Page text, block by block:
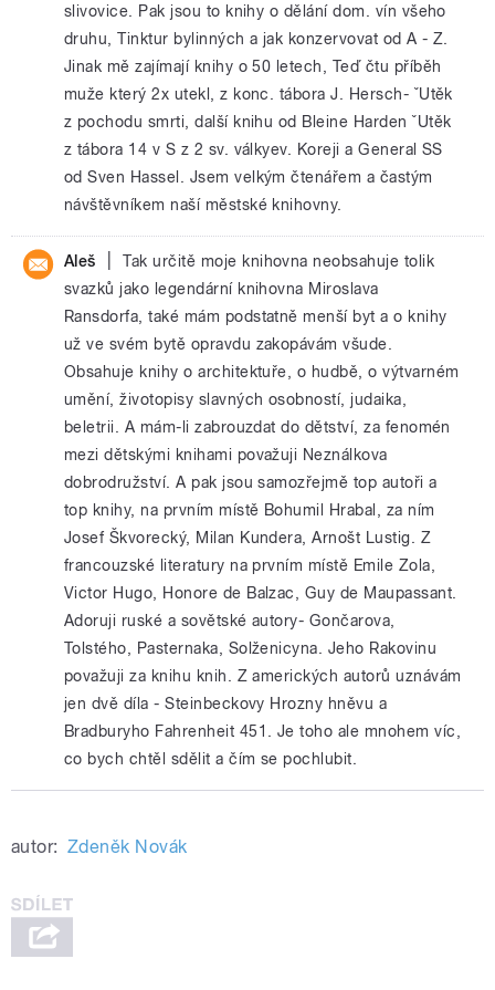
slivovice. Pak jsou to knihy o dělání dom. vín všeho
druhu, Tinktur bylinných a jak konzervovat od A - Z.
Jinak mě zajímají knihy o 50 letech, Teď čtu příběh
muže který 2x utekl, z konc. tábora J. Hersch- ˇUtěk
z pochodu smrti, další knihu od Bleine Harden ˇUtěk
z tábora 14 v S z 2 sv. válkyev. Koreji a General SS
od Sven Hassel. Jsem velkým čtenářem a častým
návštěvníkem naší městské knihovny.
Aleš
Tak určitě moje knihovna neobsahuje tolik
svazků jako legendární knihovna Miroslava
Ransdorfa, také mám podstatně menší byt a o knihy
už ve svém bytě opravdu zakopávám všude.
Obsahuje knihy o architektuře, o hudbě, o výtvarném
umění, životopisy slavných osobností, judaika,
beletrii. A mám-li zabrouzdat do dětství, za fenomén
mezi dětskými knihami považuji Neználkova
dobrodružství. A pak jsou samozřejmě top autoři a
top knihy, na prvním místě Bohumil Hrabal, za ním
Josef Škvorecký, Milan Kundera, Arnošt Lustig. Z
francouzské literatury na prvním místě Emile Zola,
Victor Hugo, Honore de Balzac, Guy de Maupassant.
Adoruji ruské a sovětské autory- Gončarova,
Tolstého, Pasternaka, Solženicyna. Jeho Rakovinu
považuji za knihu knih. Z amerických autorů uznávám
jen dvě díla - Steinbeckovy Hrozny hněvu a
Bradburyho Fahrenheit 451. Je toho ale mnohem víc,
co bych chtěl sdělit a čím se pochlubit.
autor: Zdeněk Novák